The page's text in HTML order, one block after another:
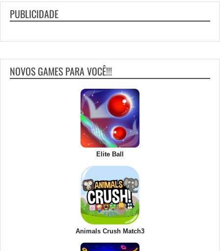
PUBLICIDADE
NOVOS GAMES PARA VOCÊ!!!
Elite Ball
Animals Crush Match3